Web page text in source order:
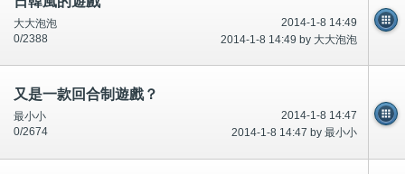
2014-1-8 14:49
大大泡泡
2014-1-8 14:49 by 大大泡泡
0/2388
又是一款回合制遊戲？
2014-1-8 14:47
最小小
2014-1-8 14:47 by 最小小
0/2674